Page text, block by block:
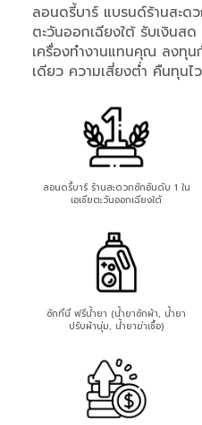
ลอนดรี้บาร์ แบรนด์ร้านสะด
ตะวันออกเฉียงใต้ รับเงินส
เครื่องทำงานแทนคุณ ลงทุน
เดียว ความเสี่ยงต่ำ คืนทุนไ
ลอนดรี้บาร์ ร้านสะดวกซักอันดับ 1 ใน
เอเชียตะวันออกเฉียงใต้
ซักที่นี่ ฟรีน้ำยา (น้ำยาซักผ้า, น้ำยา
ปรับผ้านุ่ม, น้ำยาฆ่าเชื้อ)